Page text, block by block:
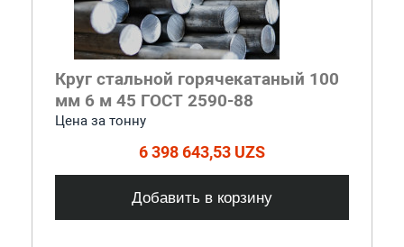
Круг стальной горячекатаный 100
мм 6 м 45 ГОСТ 2590-88
Цена за тонну
6 398 643,53 UZS
Добавить в корзину